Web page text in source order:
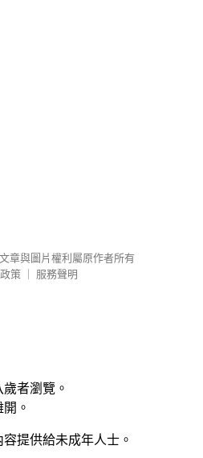
文章與圖片權利屬原作者所有
策
服務聲明
者瀏覽。
。
提供給未成年人士。